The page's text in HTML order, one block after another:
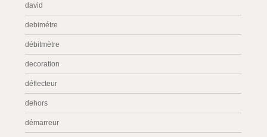
david
debimétre
débitmètre
decoration
déflecteur
dehors
démarreur